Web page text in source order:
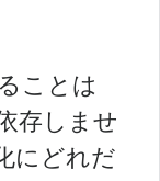
ことは
存しませ
にどれだ